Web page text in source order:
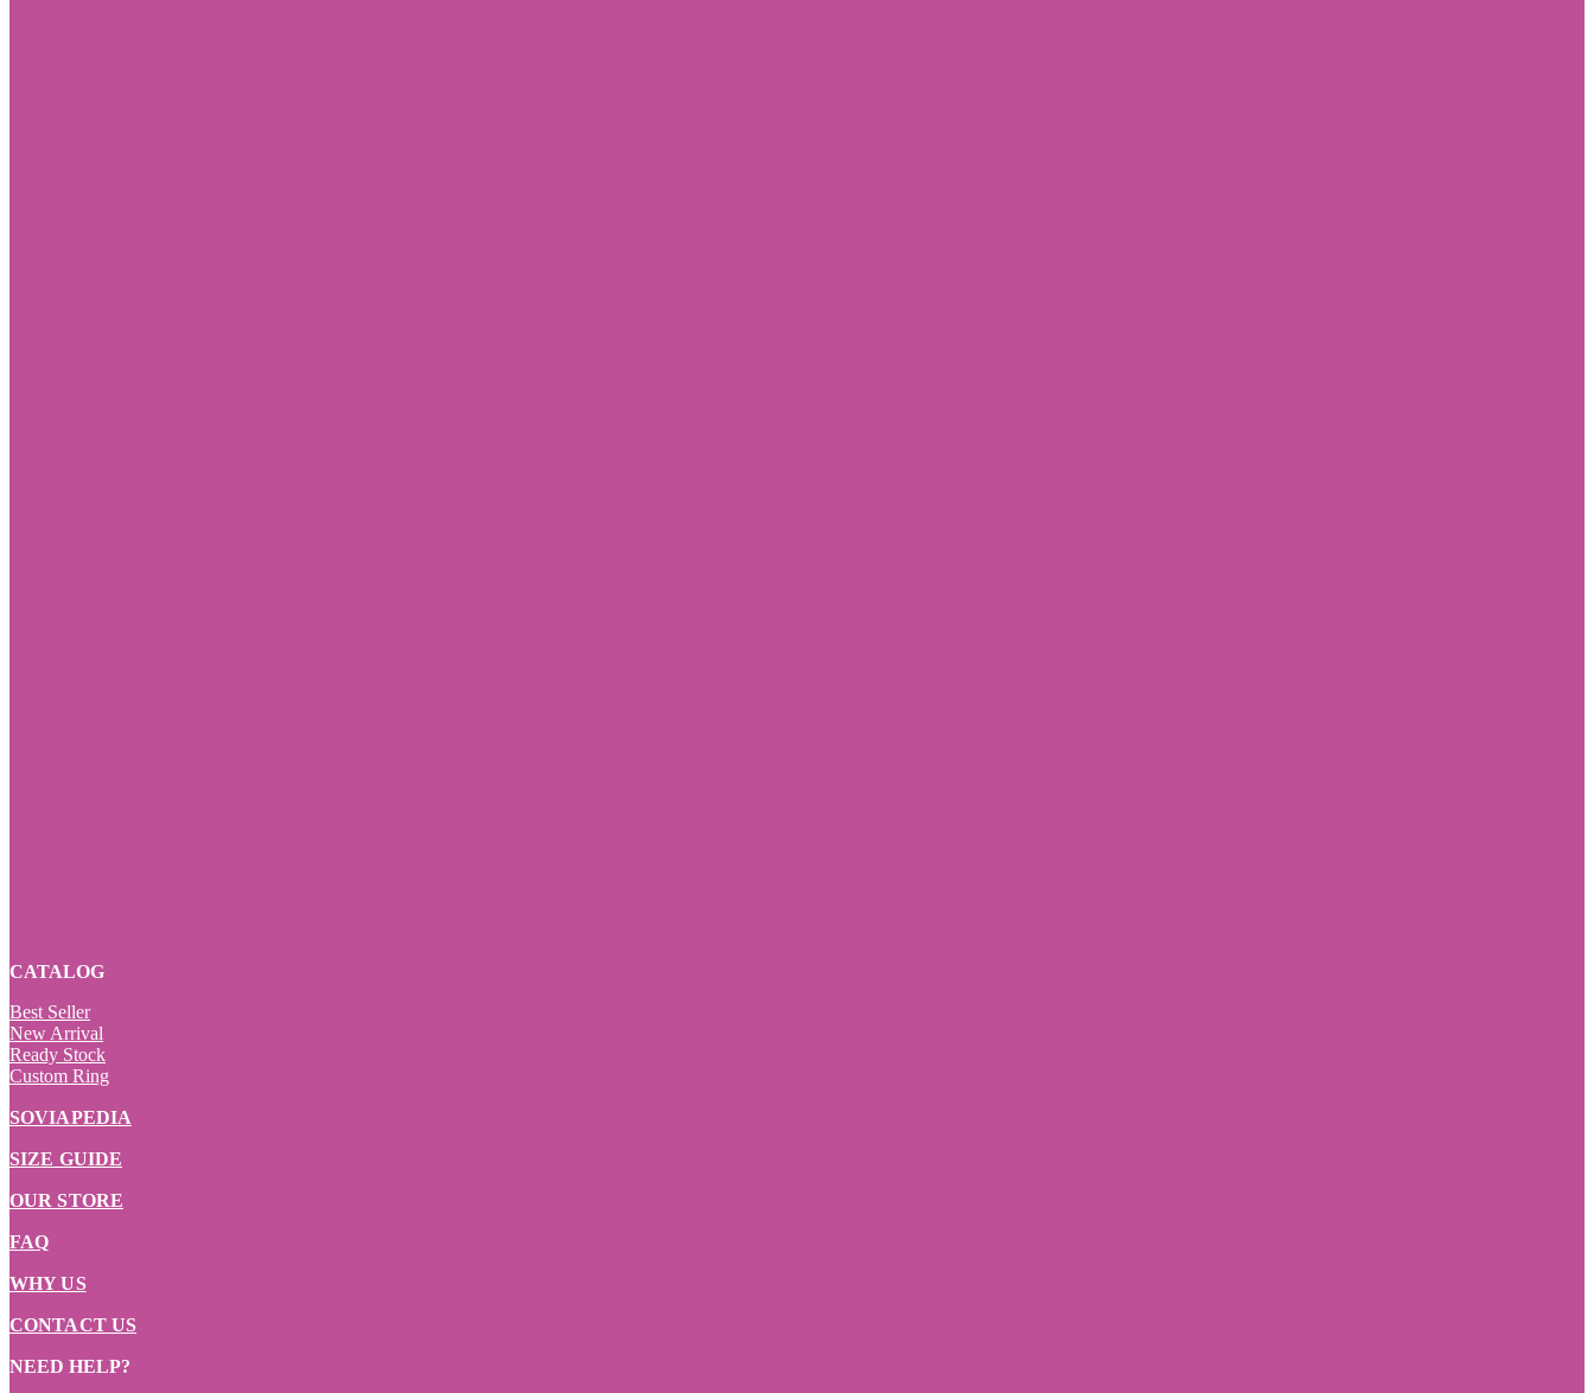
CATALOG
Best Seller
New Arrival
Ready Stock
Custom Ring
SOVIAPEDIA
SIZE GUIDE
OUR STORE
FAQ
WHY US
CONTACT US
NEED HELP?